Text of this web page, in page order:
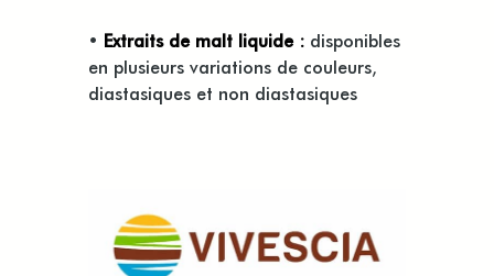
• Extraits de malt liquide : disponibles
en plusieurs variations de couleurs,
diastasiques et non diastasiques